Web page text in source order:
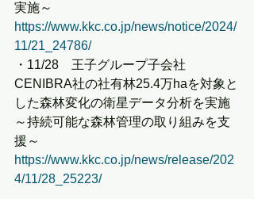
実施～
https://www.kkc.co.jp/news/notice/2024/
11/21_24786/
・11/28　王子グループ子会社
CENIBRA社の社有林25.4万haを対象と
した森林変化の衛星データ分析を実施
～持続可能な森林管理の取り組みを支
援～
https://www.kkc.co.jp/news/release/202
4/11/28_25223/